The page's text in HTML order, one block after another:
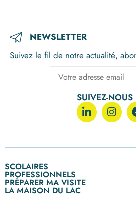
NEWSLETTER
Suivez le fil de notre actualité,
SUIVEZ-NOUS
SCOLAIRES
Ecoles primaires
Collèges
post BAC
PROFESSIONNELS
Entreprises
Collectivités
Louer nos expositions
PRÉPARER MA VISITE
Nos visites, nos ateliers enfants
LA MAISON DU LAC
Nos engagements RSE